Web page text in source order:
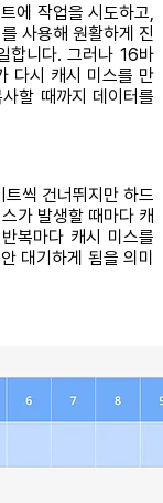
에 작업을 시도하고,
사용해 원활하게 진
합니다. 그러나 16바
다시 캐시 미스를 만
할 때까지 데이터를
씩 건너뛰지만 하드
가 발생할 때마다 캐
복마다 캐시 미스를
대기하게 됨을 의미